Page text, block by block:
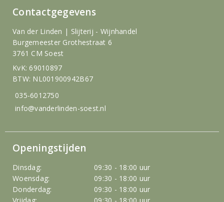
Contactgegevens
Van der Linden | Slijterij - Wijnhandel
Burgemeester Grothestraat 6
3761 CM Soest
KvK: 69010897
BTW: NL001900942B67
035-6012750
info@vanderlinden-soest.nl
Openingstijden
Dinsdag:
09:30 - 18:00 uur
Woensdag:
09:30 - 18:00 uur
Donderdag:
09:30 - 18:00 uur